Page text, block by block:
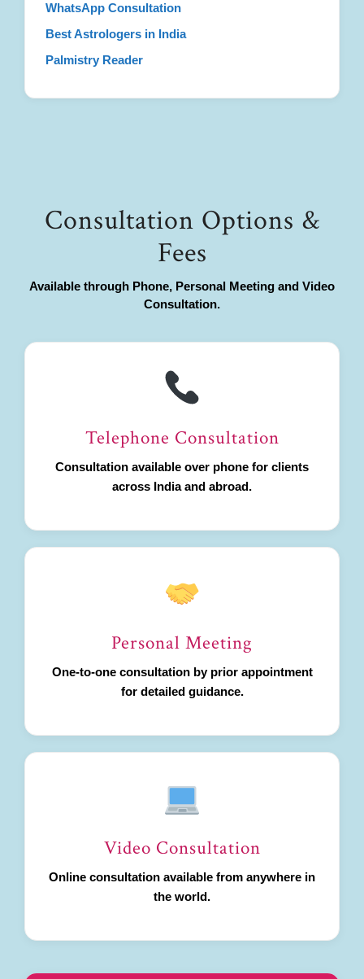
WhatsApp Consultation
Best Astrologers in India
Palmistry Reader
Consultation Options &
Fees
Available through Phone, Personal Meeting and Video
Consultation.
Telephone Consultation
Consultation available over phone for clients
across India and abroad.
Personal Meeting
One-to-one consultation by prior appointment
for detailed guidance.
Video Consultation
Online consultation available from anywhere in
the world.